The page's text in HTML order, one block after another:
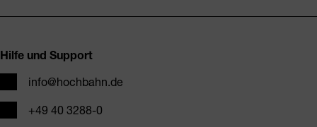
Hilfe und Support
E-Mailinfo@hochbahn.de
Telefon+49 40 3288-0